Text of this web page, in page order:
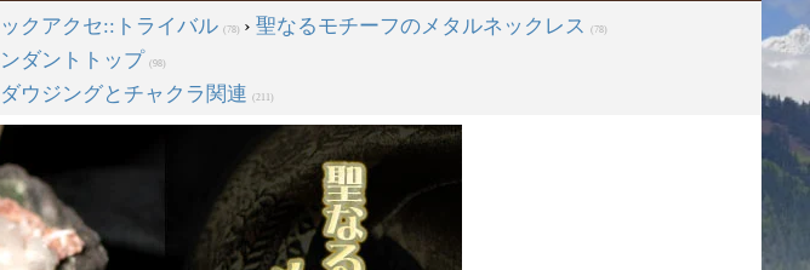
クアクセ::トライバル (78) ›聖なるモチーフのメタルネックレス (78)
ダントトップ (98)
ダウジングとチャクラ関連 (211)